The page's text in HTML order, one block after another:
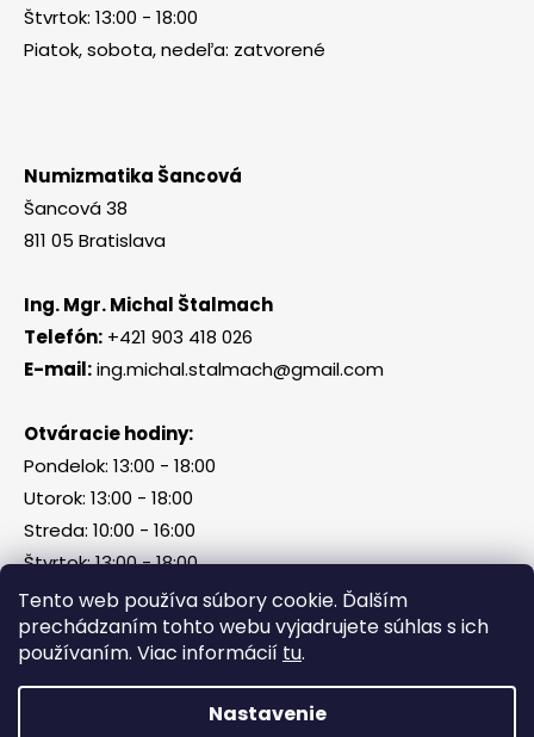
Tento web používa súbory cookie. Ďalším
prechádzaním tohto webu vyjadrujete súhlas s ich
používaním. Viac informácií tu.
Nastavenie
Štvrtok: 13:00 - 18:00
Piatok, sobota, nedeľa: zatvorené
Numizmatika Šancová
Šancová 38
811 05 Bratislava
Ing. Mgr. Michal Štalmach
Telefón: +421 903 418 026
E-mail:ing.michal.stalmach@gmail.com
Otváracie hodiny:
Pondelok: 13:00 - 18:00
Utorok: 13:00 - 18:00
Streda: 10:00 - 16:00
Štvrtok: 13:00 - 18:00
Piatok, sobota, nedeľa: zatvorené
Vytvoril Shoptet